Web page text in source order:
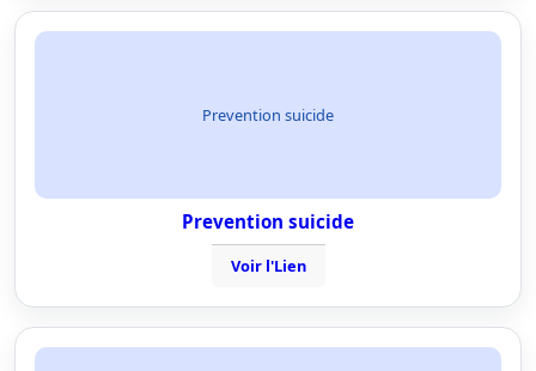
Prevention suicide
Prevention suicide
Voir l'Lien